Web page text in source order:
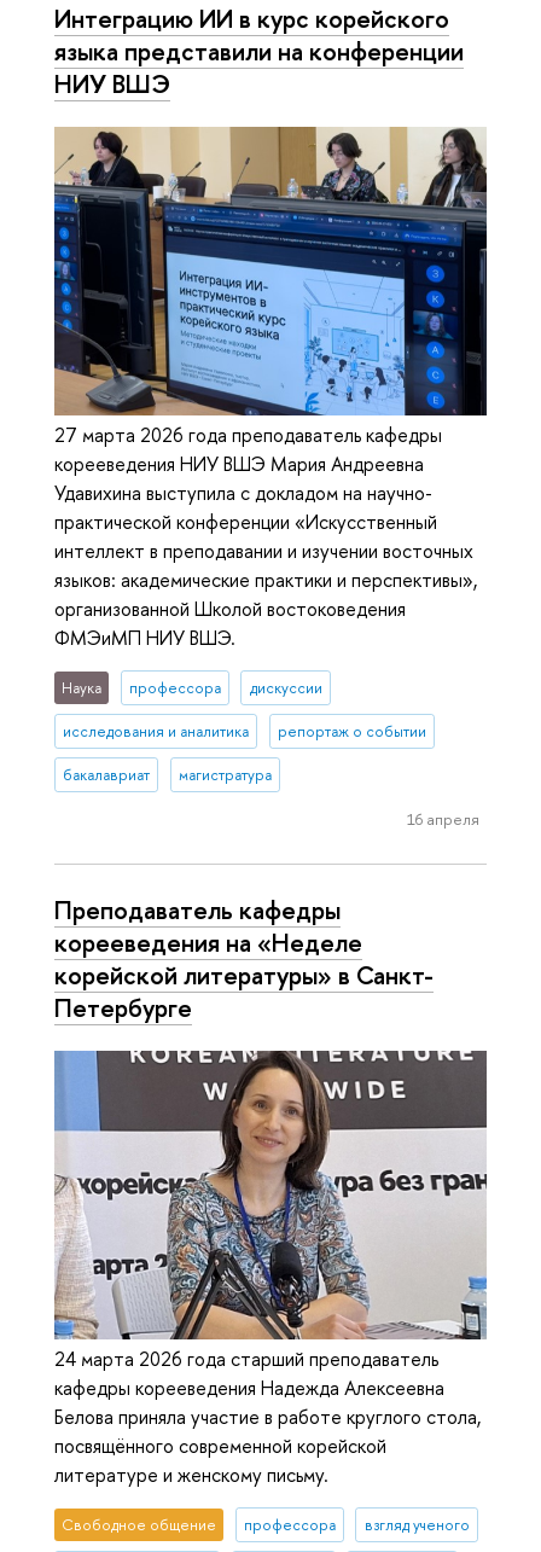
Интеграцию ИИ в курс корейского
языка представили на конференции
НИУ ВШЭ
27 марта 2026 года преподаватель кафедры
корееведения НИУ ВШЭ Мария Андреевна
Удавихина выступила с докладом на научно-
практической конференции «Искусственный
интеллект в преподавании и изучении восточных
языков: академические практики и перспективы»,
организованной Школой востоковедения
ФМЭиМП НИУ ВШЭ.
Наука профессора дискуссии
исследования и аналитика репортаж о событии
бакалавриат магистратура
16 апреля
Преподаватель кафедры
корееведения на «Неделе
корейской литературы» в Санкт-
Петербурге
24 марта 2026 года старший преподаватель
кафедры корееведения Надежда Алексеевна
Белова приняла участие в работе круглого стола,
посвящённого современной корейской
литературе и женскому письму.
Свободное общение профессора взгляд ученого